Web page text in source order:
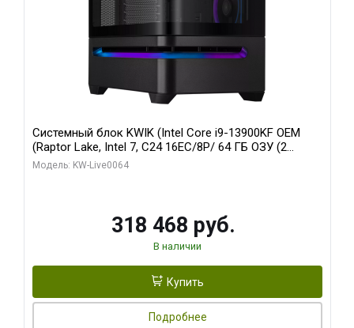
Системный блок KWIK (Intel Core i9-13900KF OEM
(Raptor Lake, Intel 7, C24 16EC/8P/ 64 ГБ ОЗУ (2
модуля)/ ASUS RTX5080 PROART OC 16GB GDDR7
Модель: KW-Live0064
318 468 руб.
В наличии
Купить
Подробнее